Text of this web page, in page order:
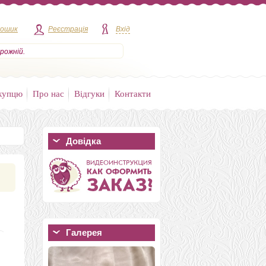
Реєстрація Вхід
Про нас Відгуки Контакти
Довідка
Галерея